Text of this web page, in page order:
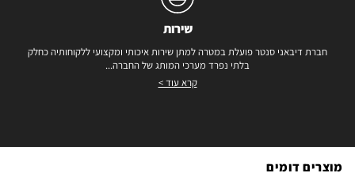
שירות
חברת דיבאני סנטר פועלת במטרה למתן שירות איכותי ומקצועי ללקוחותיה כחלק
בלתי נפרד מערכי המותג של החברה...
קרא עוד >
מוצרים דומים